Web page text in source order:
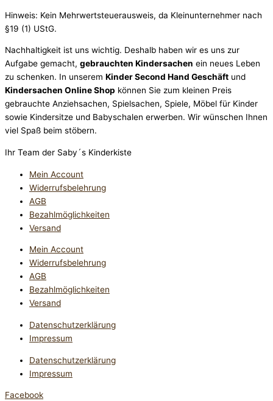
Hinweis: Kein Mehrwertsteuerausweis, da Kleinunternehmer nach
§19 (1) UStG.
Nachhaltigkeit ist uns wichtig. Deshalb haben wir es uns zur
Aufgabe gemacht, gebrauchten Kindersachen ein neues Leben
zu schenken. In unserem Kinder Second Hand Geschäft und
Kindersachen Online Shop können Sie zum kleinen Preis
gebrauchte Anziehsachen, Spiel­sachen, Spiele, Möbel für Kinder
sowie Kindersitze und Babyschalen erwerben. Wir wünschen Ihnen
viel Spaß beim stöbern.
Ihr Team der Saby´s Kinderkiste
Mein Account
Widerrufsbelehrung
AGB
Bezahlmöglichkeiten
Versand
Mein Account
Widerrufsbelehrung
AGB
Bezahlmöglichkeiten
Versand
Datenschutzerklärung
Impressum
Datenschutzerklärung
Impressum
Facebook